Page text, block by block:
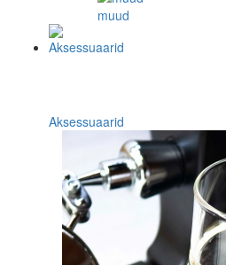
muud
Aksessuaarid